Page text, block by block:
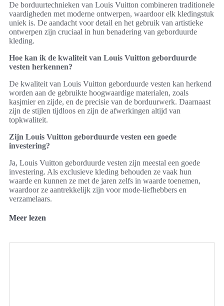
De borduurtechnieken van Louis Vuitton combineren traditionele
vaardigheden met moderne ontwerpen, waardoor elk kledingstuk
uniek is. De aandacht voor detail en het gebruik van artistieke
ontwerpen zijn cruciaal in hun benadering van geborduurde
kleding.
Hoe kan ik de kwaliteit van Louis Vuitton geborduurde
vesten herkennen?
De kwaliteit van Louis Vuitton geborduurde vesten kan herkend
worden aan de gebruikte hoogwaardige materialen, zoals
kasjmier en zijde, en de precisie van de borduurwerk. Daarnaast
zijn de stijlen tijdloos en zijn de afwerkingen altijd van
topkwaliteit.
Zijn Louis Vuitton geborduurde vesten een goede
investering?
Ja, Louis Vuitton geborduurde vesten zijn meestal een goede
investering. Als exclusieve kleding behouden ze vaak hun
waarde en kunnen ze met de jaren zelfs in waarde toenemen,
waardoor ze aantrekkelijk zijn voor mode-liefhebbers en
verzamelaars.
Meer lezen